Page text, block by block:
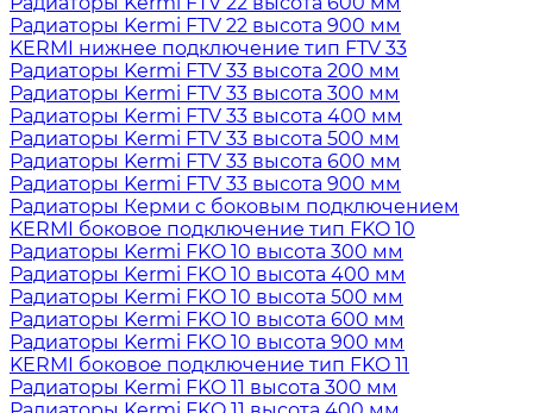
Радиаторы Kermi FTV 22 высота 900 мм
KERMI нижнее подключение тип FTV 33
Радиаторы Kermi FTV 33 высота 200 мм
Радиаторы Kermi FTV 33 высота 300 мм
Радиаторы Kermi FTV 33 высота 400 мм
Радиаторы Kermi FTV 33 высота 500 мм
Радиаторы Kermi FTV 33 высота 600 мм
Радиаторы Kermi FTV 33 высота 900 мм
Радиаторы Керми с боковым подключением
KERMI боковое подключение тип FKO 10
Радиаторы Kermi FKO 10 высота 300 мм
Радиаторы Kermi FKO 10 высота 400 мм
Радиаторы Kermi FKO 10 высота 500 мм
Радиаторы Kermi FKO 10 высота 600 мм
Радиаторы Kermi FKO 10 высота 900 мм
KERMI боковое подключение тип FKO 11
Радиаторы Kermi FKO 11 высота 300 мм